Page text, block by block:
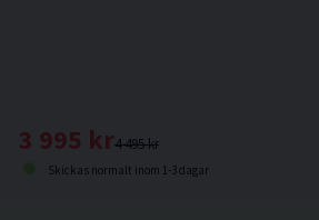
4 495 kr
3 995 kr
Skickas normalt inom 1-3 dagar